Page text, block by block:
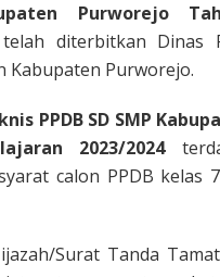
Purworejo
telah diterbitkan Dinas
Kabupaten Purworejo.
PPDB SD SMP
2023/2024
calon PPDB kelas
Surat Tanda